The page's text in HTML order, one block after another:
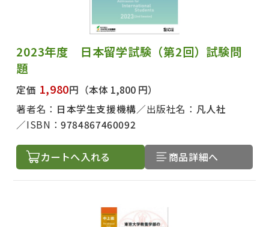
2023年度 日本留学試験（第2回）試験問
題
定価 1,980円 （本体 1,800 円）
著者名： 日本学生支援機構 出版社名： 凡人社
ISBN：9784867460092
カートへ入れる 商品詳細へ